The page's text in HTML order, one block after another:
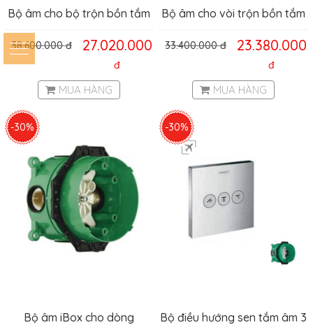
Bộ âm cho bộ trộn bồn tắm
4 lỗ Hansgrohe Hafele
589.29.95127.020.000
đ
38.600.000đ
MUA HÀNG
Bộ âm cho vòi trộn bồn tắm
Hafele 589.29.954
23.380.000
đ
33.400.000đ
MUA HÀNG
Bộ âm iBox cho dòng
-30%
Bộ điều hướng sen tắm âm 3
-30%